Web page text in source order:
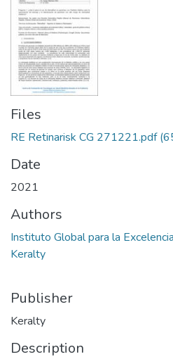
Files
RE Retinarisk CG 271221.pdf
Date
2021
Authors
Instituto Global para la
Keralty
Publisher
Keralty
Description